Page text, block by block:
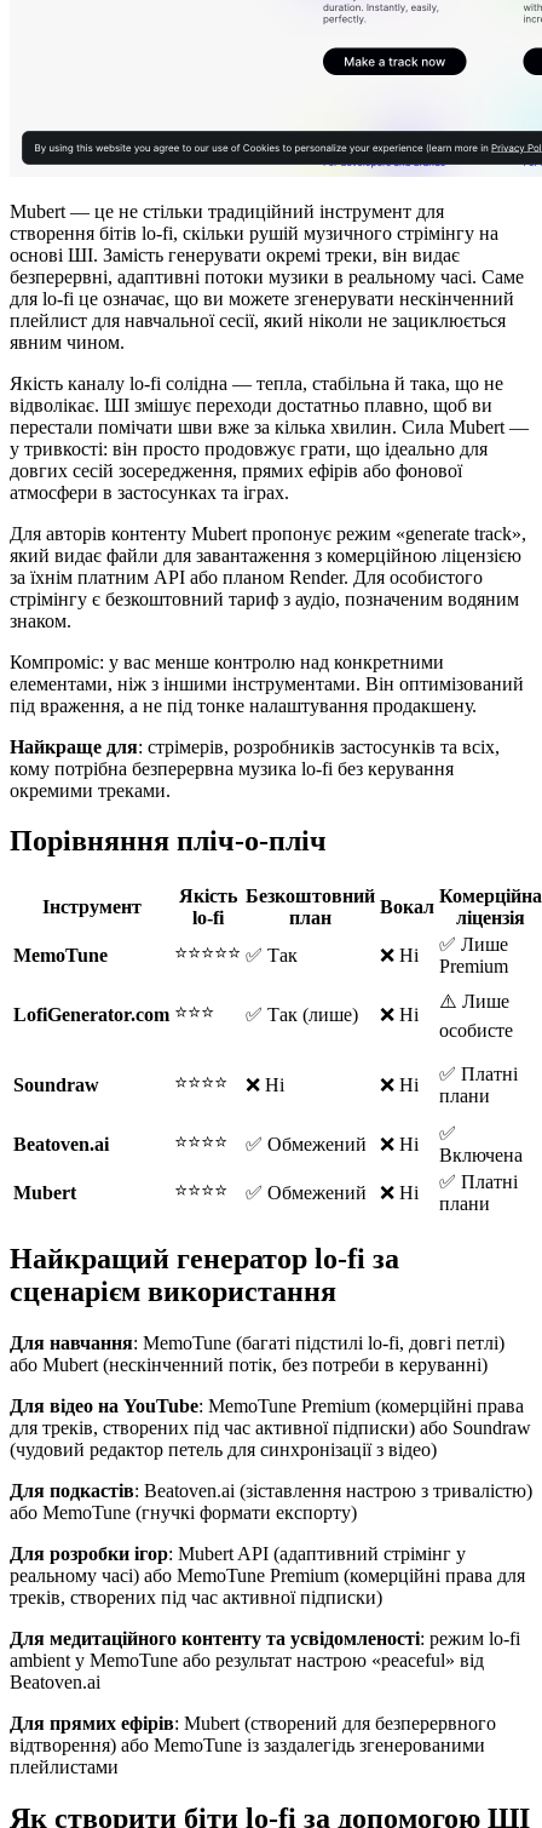
Mubert — це не стільки традиційний інструмент для
створення бітів lo-fi, скільки рушій музичного стрімінгу на
основі ШІ. Замість генерувати окремі треки, він видає
безперервні, адаптивні потоки музики в реальному часі. Саме
для lo-fi це означає, що ви можете згенерувати нескінченний
плейлист для навчальної сесії, який ніколи не зациклюється
явним чином.
Якість каналу lo-fi солідна — тепла, стабільна й така, що не
відволікає. ШІ змішує переходи достатньо плавно, щоб ви
перестали помічати шви вже за кілька хвилин. Сила Mubert —
у тривкості: він просто продовжує грати, що ідеально для
довгих сесій зосередження, прямих ефірів або фонової
атмосфери в застосунках та іграх.
Для авторів контенту Mubert пропонує режим «generate track»,
який видає файли для завантаження з комерційною ліцензією
за їхнім платним API або планом Render. Для особистого
стрімінгу є безкоштовний тариф з аудіо, позначеним водяним
знаком.
Компроміс: у вас менше контролю над конкретними
елементами, ніж з іншими інструментами. Він оптимізований
під враження, а не під тонке налаштування продакшену.
Найкраще для: стрімерів, розробників застосунків та всіх,
кому потрібна безперервна музика lo-fi без керування
окремими треками.
Порівняння пліч-о-пліч
Інструмент
Якість
lo-fi
Безкоштовний
план
Вокал
Комерційна
ліцензія
MemoTune
⭐⭐⭐⭐⭐ ✅ Так ❌ Ні
✅ Лише
Premium
LofiGenerator.com ⭐⭐⭐ ✅ Так (лише) ❌ Ні
⚠️ Лише
особисте
Soundraw ⭐⭐⭐⭐ ❌ Ні ❌ Ні
✅ Платні
плани
Beatoven.ai ⭐⭐⭐⭐ ✅ Обмежений ❌ Ні
✅
Включена
Mubert
⭐⭐⭐⭐ ✅ Обмежений ❌ Ні
✅ Платні
плани
Найкращий генератор lo-fi за
сценарієм використання
Для навчання: MemoTune (багаті підстилі lo-fi, довгі петлі)
або Mubert (нескінченний потік, без потреби в керуванні)
Для відео на YouTube: MemoTune Premium (комерційні права
для треків, створених під час активної підписки) або Soundraw
(чудовий редактор петель для синхронізації з відео)
Для подкастів: Beatoven.ai (зіставлення настрою з тривалістю)
або MemoTune (гнучкі формати експорту)
Для розробки ігор: Mubert API (адаптивний стрімінг у
реальному часі) або MemoTune Premium (комерційні права для
треків, створених під час активної підписки)
Для медитаційного контенту та усвідомленості: режим lo-fi
ambient у MemoTune або результат настрою «peaceful» від
Beatoven.ai
Для прямих ефірів: Mubert (створений для безперервного
відтворення) або MemoTune із заздалегідь згенерованими
плейлистами
Як створити біти lo-fi за допомогою ШІ